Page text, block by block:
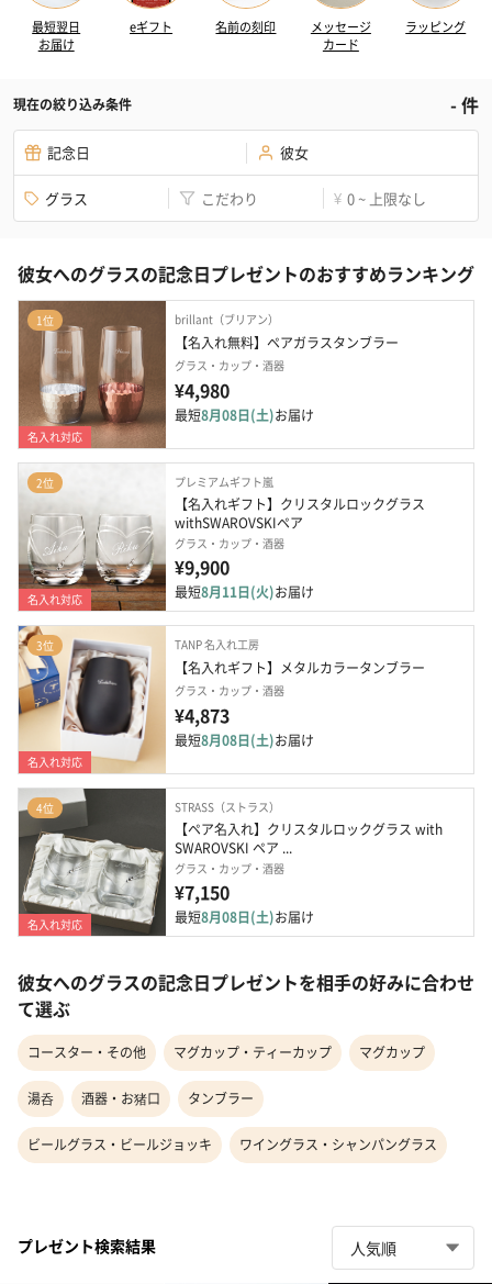
最短翌日
お届け
eギフト 名前の刻印
メッセージ
カード
ラッピング
現在の絞り込み条件 -件
記念日 彼女
グラス こだわり ¥ 0 ~ 上限なし
彼女へのグラスの記念日プレゼントのおすすめランキング
1位
名入れ対応
brillant（ブリアン）
【名入れ無料】ペアガラスタンブラー
グラス・カップ・酒器
¥4,980
最短8月08日(土)お届け
2位
名入れ対応
プレミアムギフト嵐
【名入れギフト】クリスタルロックグラス
withSWAROVSKIペア
グラス・カップ・酒器
¥9,900
最短8月11日(火)お届け
3位
名入れ対応
TANP 名入れ工房
【名入れギフト】メタルカラータンブラー
グラス・カップ・酒器
¥4,873
最短8月08日(土)お届け
4位
名入れ対応
STRASS（ストラス）
【ペア名入れ】クリスタルロックグラス with
SWAROVSKI ペア ...
グラス・カップ・酒器
¥7,150
最短8月08日(土)お届け
彼女へのグラスの記念日プレゼントを相手の好みに合わせ
て選ぶ
コースター・その他 マグカップ・ティーカップ マグカップ
湯呑 酒器・お猪口 タンブラー
ビールグラス・ビールジョッキ ワイングラス・シャンパングラス
プレゼント検索結果